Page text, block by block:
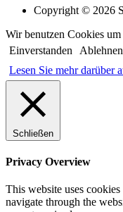
Copyright © 2026
Wir benutzen Cookies um
Einverstanden
Ablehnen
Lesen Sie mehr darüber
Schließen
Privacy Overview
This website uses
navigate through the